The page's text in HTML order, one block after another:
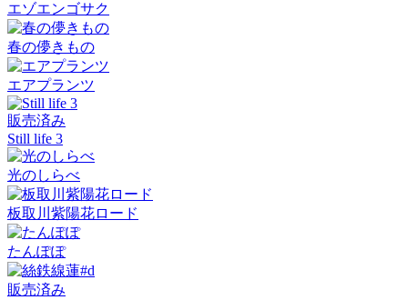
エゾエンゴサク
春の儚きもの
エアプランツ
販売済み
Still life 3
光のしらべ
板取川紫陽花ロード
たんぽぽ
販売済み